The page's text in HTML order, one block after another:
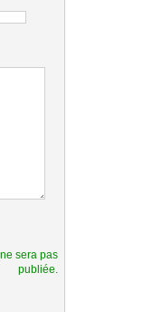
sera pas
publiée.